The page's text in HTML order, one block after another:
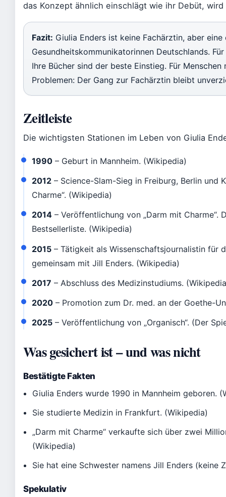
das Konzept ähnlich einschlägt wie ihr Debüt,
Fazit: Giulia Enders ist keine Fachärztin, aber
Gesundheitskommunikatorinnen Deutschlands.
Ihre Bücher sind der beste Einstieg. Für
Problemen: Der Gang zur Fachärztin bleibt
Zeitleiste
Die wichtigsten Stationen im Leben von Giulia
1990 – Geburt in Mannheim. (Wikipedia)
2012 – Science-Slam-Sieg in Freiburg, Berlin und
Charme“. (Wikipedia)
2014 – Veröffentlichung von „Darm mit Charme“.
Bestsellerliste. (Wikipedia)
2015 – Tätigkeit als Wissenschaftsjournalistin für
gemeinsam mit Jill Enders. (Wikipedia)
2017 – Abschluss des Medizinstudiums.
2020 – Promotion zum Dr. med. an der Goethe-
2025 – Veröffentlichung von „Organisch“. (Der
Was gesichert ist – und was nicht
Bestätigte Fakten
Giulia Enders wurde 1990 in Mannheim geboren.
Sie studierte Medizin in Frankfurt. (Wikipedia)
„Darm mit Charme“ verkaufte sich über zwei
(Wikipedia)
Sie hat eine Schwester namens Jill Enders (keine
Spekulativ